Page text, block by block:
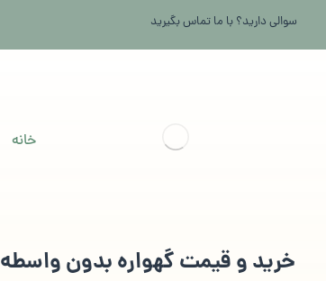
سوالی دارید؟ با ما تماس بگیرید
خانه
خرید و قیمت گهواره بدون واسطه